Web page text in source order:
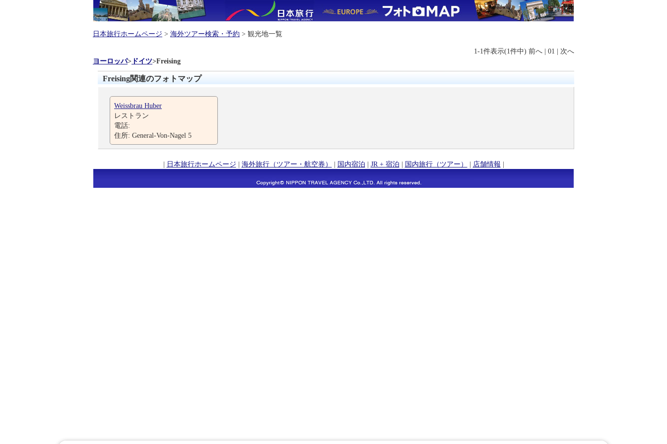
日本旅行ホームページ > 海外ツアー検索・予約 > 観光地一覧
1-1件表示(1件中) 前へ | 01 | 次へ
ヨーロッパ> ドイツ>Freising
Freising関連のフォトマップ
Weissbrau Huber
レストラン
電話:
住所: General-Von-Nagel 5
| 日本旅行ホームページ | 海外旅行（ツアー・航空券） | 国内宿泊 | JR + 宿泊 | 国内旅行（ツアー） | 店舗情報 |